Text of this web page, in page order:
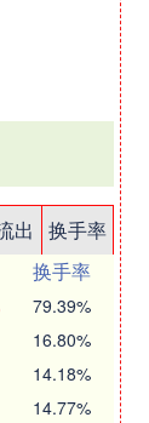
出
换手率
换手率
79.39%
16.80%
14.18%
14.77%